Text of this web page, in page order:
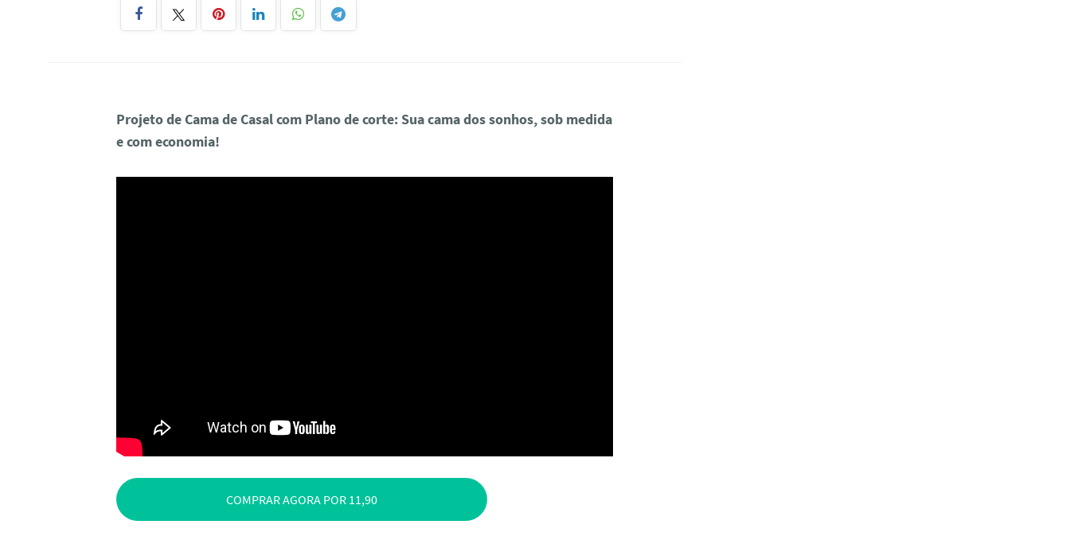
Projeto de Cama de Casal com Plano de corte: Sua cama dos sonhos, sob medida
e com economia!
COMPRAR AGORA POR 11,90